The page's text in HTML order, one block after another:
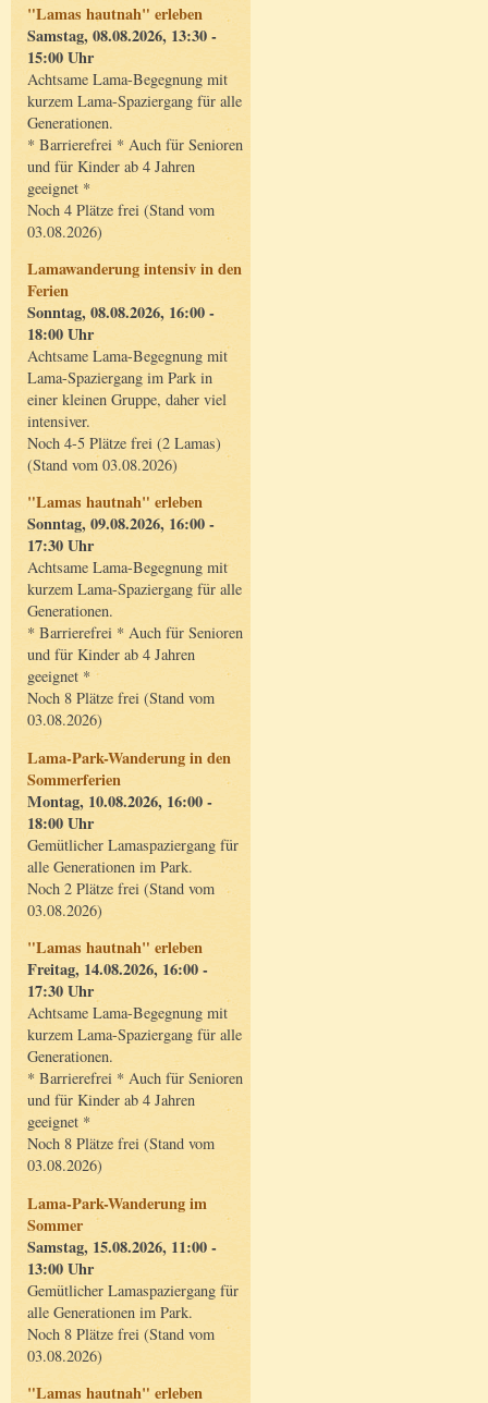
"Lamas hautnah" erleben
Samstag, 08.08.2026, 13:30 -
15:00 Uhr
Achtsame Lama-Begegnung mit
kurzem Lama-Spaziergang für alle
Generationen.
* Barrierefrei * Auch für Senioren
und für Kinder ab 4 Jahren
geeignet *
Noch 4 Plätze frei (Stand vom
03.08.2026)
Lamawanderung intensiv in den
Ferien
Sonntag, 08.08.2026, 16:00 -
18:00 Uhr
Achtsame Lama-Begegnung mit
Lama-Spaziergang im Park in
einer kleinen Gruppe, daher viel
intensiver.
Noch 4-5 Plätze frei (2 Lamas)
(Stand vom 03.08.2026)
"Lamas hautnah" erleben
Sonntag, 09.08.2026, 16:00 -
17:30 Uhr
Achtsame Lama-Begegnung mit
kurzem Lama-Spaziergang für alle
Generationen.
* Barrierefrei * Auch für Senioren
und für Kinder ab 4 Jahren
geeignet *
Noch 8 Plätze frei (Stand vom
03.08.2026)
Lama-Park-Wanderung in den
Sommerferien
Montag, 10.08.2026, 16:00 -
18:00 Uhr
Gemütlicher Lamaspaziergang für
alle Generationen im Park.
Noch 2 Plätze frei (Stand vom
03.08.2026)
"Lamas hautnah" erleben
Freitag, 14.08.2026, 16:00 -
17:30 Uhr
Achtsame Lama-Begegnung mit
kurzem Lama-Spaziergang für alle
Generationen.
* Barrierefrei * Auch für Senioren
und für Kinder ab 4 Jahren
geeignet *
Noch 8 Plätze frei (Stand vom
03.08.2026)
Lama-Park-Wanderung im
Sommer
Samstag, 15.08.2026, 11:00 -
13:00 Uhr
Gemütlicher Lamaspaziergang für
alle Generationen im Park.
Noch 8 Plätze frei (Stand vom
03.08.2026)
"Lamas hautnah" erleben